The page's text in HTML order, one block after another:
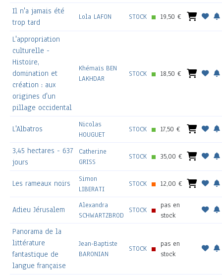
Il n'a jamais été
trop tard
Lola LAFON STOCK 19,50 €
L'appropriation
culturelle -
Histoire,
domination et
création : aux
origines d'un
pillage occidental
Khémaïs BEN
LAKHDAR
STOCK 18,50 €
L'Albatros
Nicolas
HOUGUET
STOCK 17,50 €
3,45 hectares - 637
jours
Catherine
GRISS
STOCK 35,00 €
Les rameaux noirs
Simon
LIBERATI
STOCK 12,00 €
Adieu Jérusalem
Alexandra
SCHWARTZBROD
STOCK
pas en
stock
Panorama de la
littérature
fantastique de
langue française
Jean-Baptiste
BARONIAN
STOCK
pas en
stock